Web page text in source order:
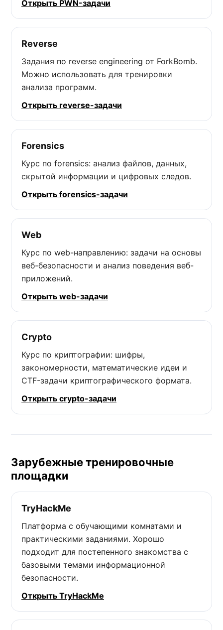
Открыть PWN-задачи
Reverse
Задания по reverse engineering от ForkBomb.
Можно использовать для тренировки
анализа программ.
Открыть reverse-задачи
Forensics
Курс по forensics: анализ файлов, данных,
скрытой информации и цифровых следов.
Открыть forensics-задачи
Web
Курс по web-направлению: задачи на основы
веб-безопасности и анализ поведения веб-
приложений.
Открыть web-задачи
Crypto
Курс по криптографии: шифры,
закономерности, математические идеи и
CTF-задачи криптографического формата.
Открыть crypto-задачи
Зарубежные тренировочные
площадки
TryHackMe
Платформа с обучающими комнатами и
практическими заданиями. Хорошо
подходит для постепенного знакомства с
базовыми темами информационной
безопасности.
Открыть TryHackMe